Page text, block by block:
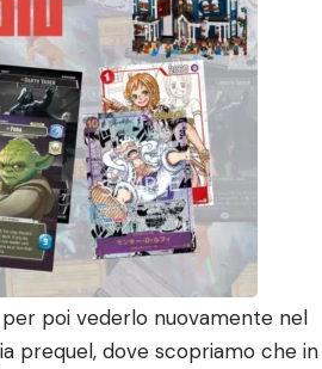
poi vederlo nuovamente nel
prequel, dove scopriamo che in